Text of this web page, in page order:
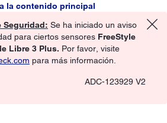
la contenido principal
Seguridad: Se ha iniciado un aviso
para ciertos sensores FreeStyle
Libre 3 Plus. Por favor, visite
para más información.
ADC-123929 V2